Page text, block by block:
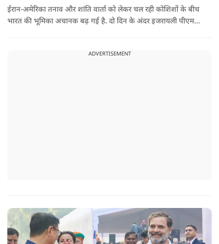
ईरान-अमेरिका तनाव और शांति वार्ता को लेकर चल रही कोशिशों के बीच
भारत की भूमिका अचानक बढ़ गई है. दो दिन के अंदर इजरायली पीएम
ADVERTISEMENT